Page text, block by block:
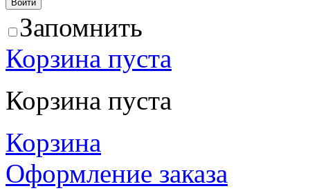
Запомнить
Корзина пуста
Корзина пуста
Корзина
Оформление заказа